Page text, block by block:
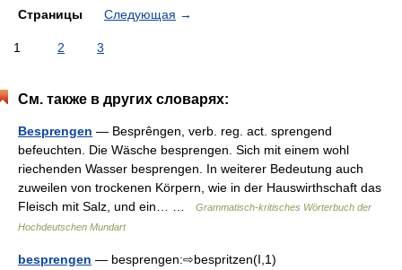
Страницы Следующая →
1 2 3
См. также в других словарях:
Besprengen — Besprêngen, verb. reg. act. sprengend
befeuchten. Die Wäsche besprengen. Sich mit einem wohl
riechenden Wasser besprengen. In weiterer Bedeutung auch
zuweilen von trockenen Körpern, wie in der Hauswirthschaft das
Fleisch mit Salz, und ein… …
Grammatisch-kritisches Wörterbuch der
Hochdeutschen Mundart
besprengen — besprengen:⇨bespritzen(I,1)